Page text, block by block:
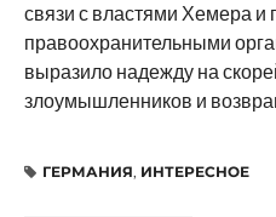
связи с властями Хемера и
правоохранительными
выразило надежду на
злоумышленников и
ГЕРМАНИЯ, ИНТЕРЕСНОЕ